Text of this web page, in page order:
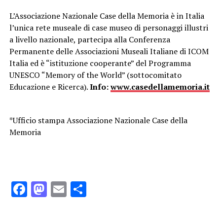
L’Associazione Nazionale Case della Memoria è in Italia
l’unica rete museale di case museo di personaggi illustri
a livello nazionale, partecipa alla Conferenza
Permanente delle Associazioni Museali Italiane di ICOM
Italia ed è “istituzione cooperante” del Programma
UNESCO “Memory of the World” (sottocomitato
Educazione e Ricerca).Info:www.casedellamemoria.it
*Ufficio stampa Associazione Nazionale Case della
Memoria
Facebook
Mastodon
EmailCondividi